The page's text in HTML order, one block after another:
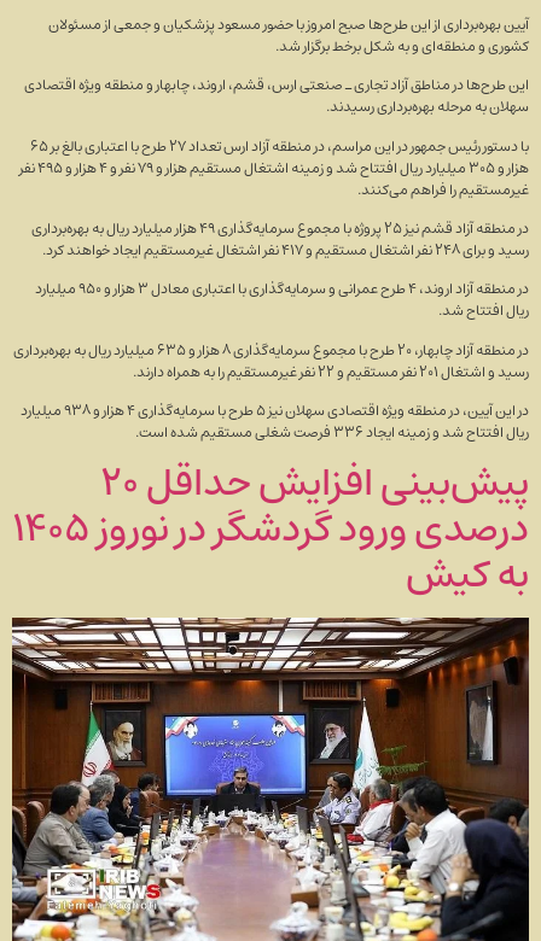
آیین بهره‌برداری از این طرح‌ها صبح امروز با حضور مسعود پزشکیان و جمعی از مسئولان
کشوری و منطقه‌ای و به شکل برخط برگزار شد.
این طرح‌ها در مناطق آزاد تجاری ـ صنعتی ارس، قشم، اروند، چابهار و منطقه ویژه اقتصادی
سهلان به مرحله بهره‌برداری رسیدند.
با دستور رئیس جمهور در این مراسم، در منطقه آزاد ارس تعداد ۲۷ طرح با اعتباری بالغ بر ۶۵
هزار و ۳۰۵ میلیارد ریال افتتاح شد و زمینه اشتغال مستقیم هزار و ۷۹ نفر و ۴ هزار و ۴۹۵ نفر
غیرمستقیم را فراهم می‌کنند.
در منطقه آزاد قشم نیز ۲۵ پروژه با مجموع سرمایه‌گذاری ۴۹ هزار میلیارد ریال به بهره‌برداری
رسید و برای ۲۴۸ نفر اشتغال مستقیم و ۴۱۷ نفر اشتغال غیرمستقیم ایجاد خواهند کرد.
در منطقه آزاد اروند، ۴ طرح عمرانی و سرمایه‌گذاری با اعتباری معادل ۳ هزار و ۹۵۰ میلیارد
ریال افتتاح شد.
در منطقه آزاد چابهار، ۲۰ طرح با مجموع سرمایه‌گذاری ۸ هزار و ۶۳۵ میلیارد ریال به بهره‌برداری
رسید و اشتغال ۲۰۱ نفر مستقیم و ۲۲ نفر غیرمستقیم را به همراه دارند.
در این آیین، در منطقه ویژه اقتصادی سهلان نیز ۵ طرح با سرمایه‌گذاری ۴ هزار و ۹۳۸ میلیارد
ریال افتتاح شد و زمینه ایجاد ۳۳۶ فرصت شغلی مستقیم شده است.
پیش‌بینی افزایش حداقل ۲۰
درصدی ورود گردشگر در نوروز ۱۴۰۵
به کیش